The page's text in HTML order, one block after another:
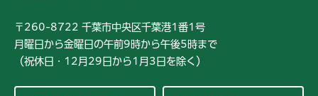
〒260-8722 千葉市中央区千葉港1番1号
月曜日から金曜日の午前9時から午後5時まで
（祝休日・12月29日から1月3日を除く）